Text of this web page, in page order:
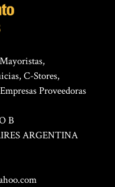
C-Stores,
Proveedoras
B
ARGENTINA